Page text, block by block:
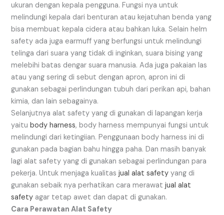
ukuran dengan kepala pengguna. Fungsi nya untuk
melindungi kepala dari benturan atau kejatuhan benda yang
bisa membuat kepala cidera atau bahkan luka. Selain helm
safety ada juga earmuff yang berfungsi untuk melindungi
telinga dari suara yang tidak di inginkan, suara bising yang
melebihi batas dengar suara manusia. Ada juga pakaian las
atau yang sering di sebut dengan apron, apron ini di
gunakan sebagai perlindungan tubuh dari perikan api, bahan
kimia, dan lain sebagainya.
Selanjutnya alat safety yang di gunakan di lapangan kerja
yaitubody harness, body harness mempunyai fungsi untuk
melindungi dari ketingiian. Penggunaan body harness ini di
gunakan pada bagian bahu hingga paha. Dan masih banyak
lagi alat safety yang di gunakan sebagai perlindungan para
pekerja. Untuk menjaga kualitasjual alat safety yang di
gunakan sebaik nya perhatikan cara merawatjual alat
safety agar tetap awet dan dapat di gunakan.
Cara Perawatan Alat Safety